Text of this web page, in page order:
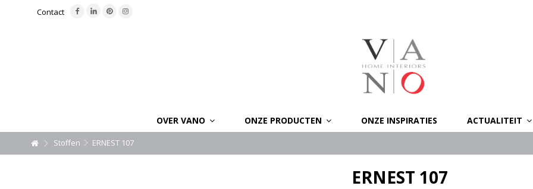
Contact
OVER VANO ONZE PRODUCTEN ONZE INSPIRATIES ACTUALITEIT
Stoffen ERNEST 107
ERNEST 107